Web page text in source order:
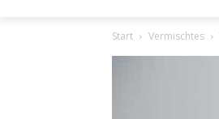
Start Vermischtes